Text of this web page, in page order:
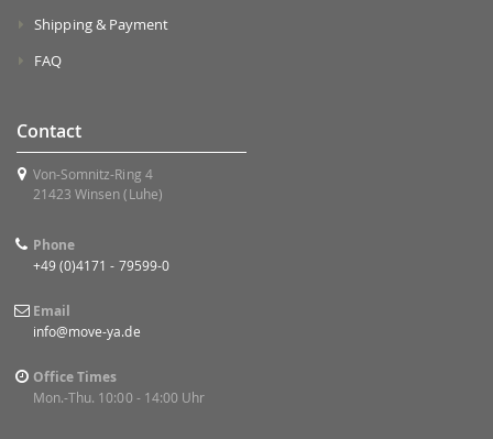
Shipping & Payment
FAQ
Contact
Von-Somnitz-Ring 4
21423 Winsen (Luhe)
Phone
+49 (0)4171 - 79599-0
Email
info@move-ya.de
Office Times
Mon.-Thu. 10:00 - 14:00 Uhr